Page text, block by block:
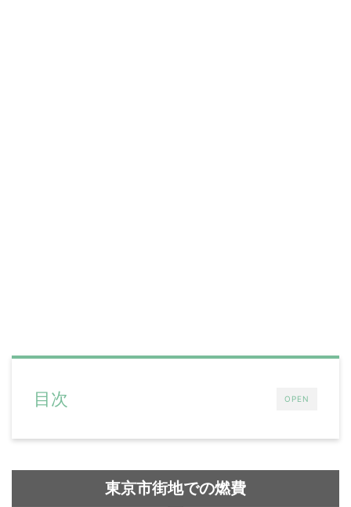
OPEN
目次
東京市街地での燃費